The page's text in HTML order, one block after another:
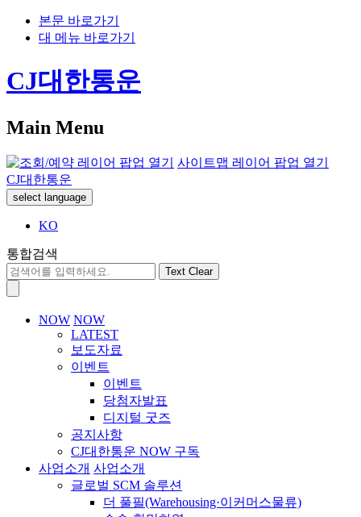
본문 바로가기
대 메뉴 바로가기
CJ대한통운
Main Menu
사이트맵 레이어 팝업 열기
CJ대한통운
select language
KO
통합검색
Text Clear
NOW NOW
LATEST
보도자료
이벤트
이벤트
당첨자발표
디지털 굿즈
공지사항
CJ대한통운 NOW 구독
사업소개 사업소개
글로벌 SCM 솔루션
더 풀필(Warehousing·이커머스물류)